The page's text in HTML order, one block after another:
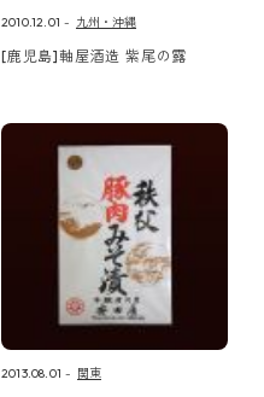
2010.12.01 九州・沖縄
[鹿児島]軸屋酒造 紫尾の露
2013.08.01 関東